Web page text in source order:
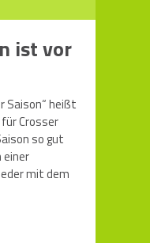
ist vor
Saison“ heißt
Crosser
so gut
einer
mit dem